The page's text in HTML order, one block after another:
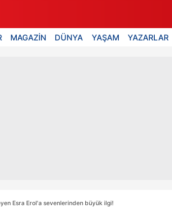
MAGAZİN DÜNYA YAŞAM YAZARLAR
Esra Erol'a sevenlerinden büyük ilgi!